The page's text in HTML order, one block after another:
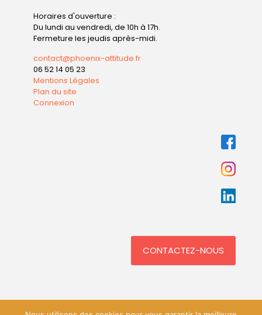
Horaires d'ouverture :
Du lundi au vendredi, de 10h à 17h.
Fermeture les jeudis après-midi.
contact@phoenix-attitude.fr
06 52 14 05 23
Mentions Légales
Plan du site
Connexion
CONTACTEZ-NOUS